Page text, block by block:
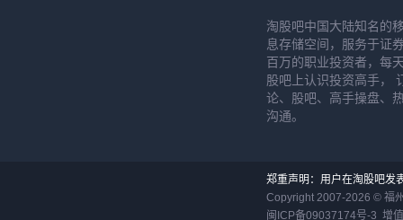
淘股吧中国大陆知名的
息存储空间，服务于证
百万的职业投资者，每
股吧上认识投资高手，
论、股吧、高手操盘、
沟通。
郑重声明：用户在淘股吧发
Copyright 2007-2026 © 福
闽ICP备09037174号-3 增